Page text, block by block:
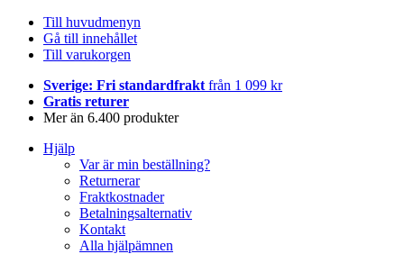
Till huvudmenyn
Gå till innehållet
Till varukorgen
Sverige: Fri standardfrakt från 1 099 kr
Gratis returer
Mer än 6.400 produkter
Hjälp
Var är min beställning?
Returnerar
Fraktkostnader
Betalningsalternativ
Kontakt
Alla hjälpämnen